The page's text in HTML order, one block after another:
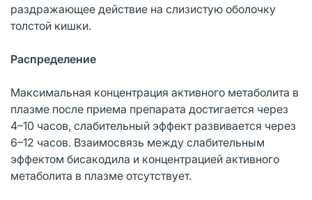
раздражающее действие на слизистую оболочку
толстой кишки.
Распределение
Максимальная концентрация активного метаболита в
плазме после приема препарата достигается через
4–10 часов, слабительный эффект развивается через
6–12 часов. Взаимосвязь между слабительным
эффектом бисакодила и концентрацией активного
метаболита в плазме отсутствует.